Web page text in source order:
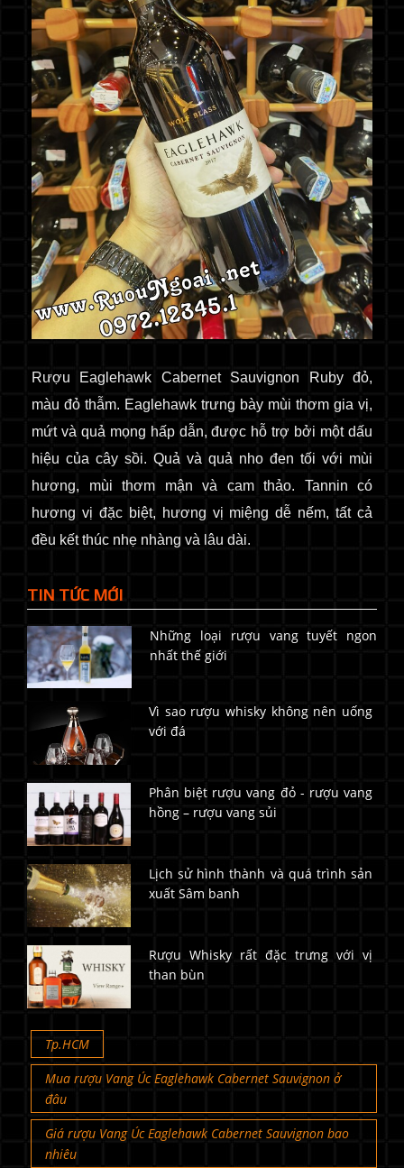
Rượu Eaglehawk Cabernet Sauvignon Ruby đỏ,
màu đỏ thẫm. Eaglehawk trưng bày mùi thơm gia vị,
mứt và quả mọng hấp dẫn, được hỗ trợ bởi một dấu
hiệu của cây sồi. Quả và quả nho đen tối với mùi
hương, mùi thơm mận và cam thảo. Tannin có
hương vị đặc biệt, hương vị miệng dễ nếm, tất cả
đều kết thúc nhẹ nhàng và lâu dài.
TIN TỨC MỚI
Những loại rượu vang tuyết ngon
nhất thế giới
Vì sao rượu whisky không nên uống
với đá
Phân biệt rượu vang đỏ - rượu vang
hồng – rượu vang sủi
Lịch sử hình thành và quá trình sản
xuất Sâm banh
Rượu Whisky rất đặc trưng với vị
than bùn
Tp.HCM
Mua rượu Vang Úc Eaglehawk Cabernet Sauvignon ở
đâu
Giá rượu Vang Úc Eaglehawk Cabernet Sauvignon bao
nhiêu